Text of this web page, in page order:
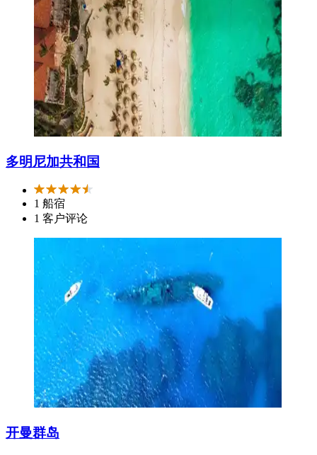
多明尼加共和国
1 船宿
1 客户评论
开曼群岛